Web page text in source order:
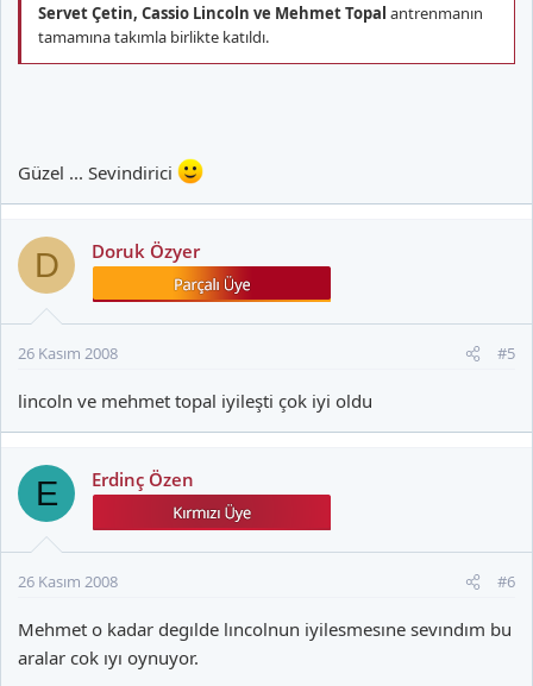
Servet Çetin, Cassio Lincoln ve Mehmet Topal antrenmanın
tamamına takımla birlikte katıldı.
Güzel ... Sevindirici
D Doruk Özyer
26 Kasım 2008 #5
lincoln ve mehmet topal iyileşti çok iyi oldu
E Erdinç Özen
26 Kasım 2008 #6
Mehmet o kadar degılde lıncolnun iyilesmesıne sevındım bu
aralar cok ıyı oynuyor.